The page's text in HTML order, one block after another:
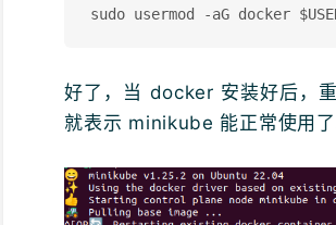
好了，当 docker 安装好后，
就表示 minikube 能正常使用了